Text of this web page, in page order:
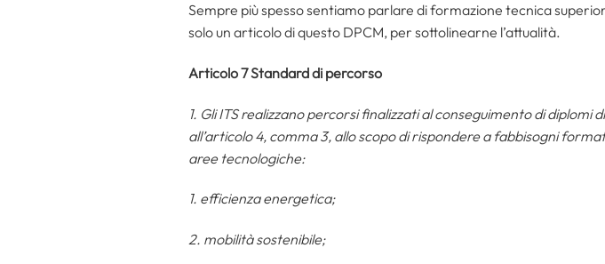
Sempre più spesso sentiamo parlare di formazione tecnica
solo un articolo di questo DPCM, per sottolinearne l’attualità.
Articolo 7 Standard di percorso
1. Gli ITS realizzano percorsi finalizzati al conseguimento di
all’articolo 4, comma 3, allo scopo di rispondere a fabbisogni
aree tecnologiche:
1. efficienza energetica;
2. mobilità sostenibile;